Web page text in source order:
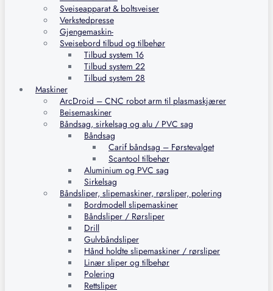
Sveiseapparat & boltsveiser
Verkstedpresse
Gjengemaskin-
Sveisebord tilbud og tilbehør
Tilbud system 16
Tilbud system 22
Tilbud system 28
Maskiner
ArcDroid – CNC robot arm til plasmaskjærer
Beisemaskiner
Båndsag, sirkelsag og alu / PVC sag
Båndsag
Carif båndsag – Førstevalget
Scantool tilbehør
Aluminium og PVC sag
Sirkelsag
Båndsliper, slipemaskiner, rørsliper, polering
Bordmodell slipemaskiner
Båndsliper / Rørsliper
Drill
Gulvbåndsliper
Hånd holdte slipemaskiner / rørsliper
Linær sliper og tilbehør
Polering
Rettsliper